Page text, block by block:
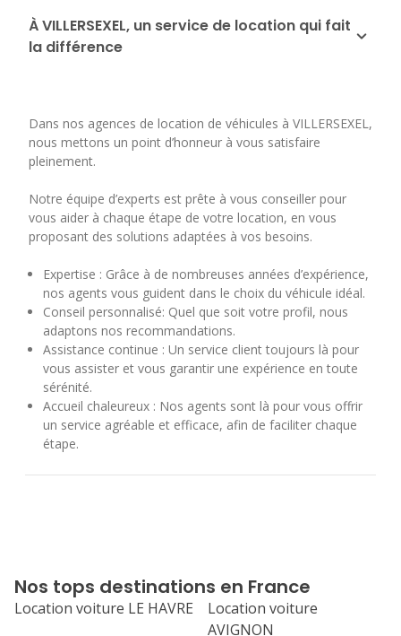
À VILLERSEXEL, un service de location qui fait
la différence
Dans nos agences de location de véhicules à VILLERSEXEL,
nous mettons un point d’honneur à vous satisfaire
pleinement.
Notre équipe d’experts est prête à vous conseiller pour
vous aider à chaque étape de votre location, en vous
proposant des solutions adaptées à vos besoins.
Expertise : Grâce à de nombreuses années d’expérience,
nos agents vous guident dans le choix du véhicule idéal.
Conseil personnalisé: Quel que soit votre profil, nous
adaptons nos recommandations.
Assistance continue : Un service client toujours là pour
vous assister et vous garantir une expérience en toute
sérénité.
Accueil chaleureux : Nos agents sont là pour vous offrir
un service agréable et efficace, afin de faciliter chaque
étape.
Nos tops destinations en France
Location voiture LE HAVRE
Location voiture
AVIGNON